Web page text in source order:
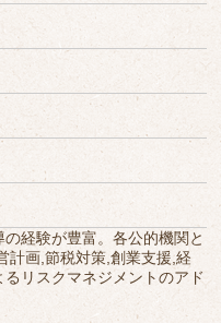
経験が豊富。各公的機関と
計画,節税対策,創業支援,経
リスクマネジメントのアド